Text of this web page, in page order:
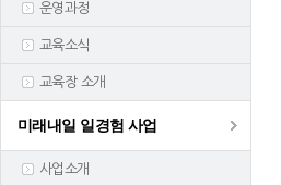
운영과정
교육소식
교육장 소개
미래내일 일경험 사업
사업소개